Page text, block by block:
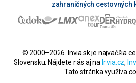
zahraničných cestovných
© 2000–2026. Invia.sk je najväčšia
Slovensku. Nájdete nás aj na Invia.cz,
Tato stránka využíva